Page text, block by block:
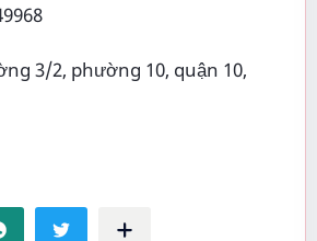
3/2, phường 10, quận 10,